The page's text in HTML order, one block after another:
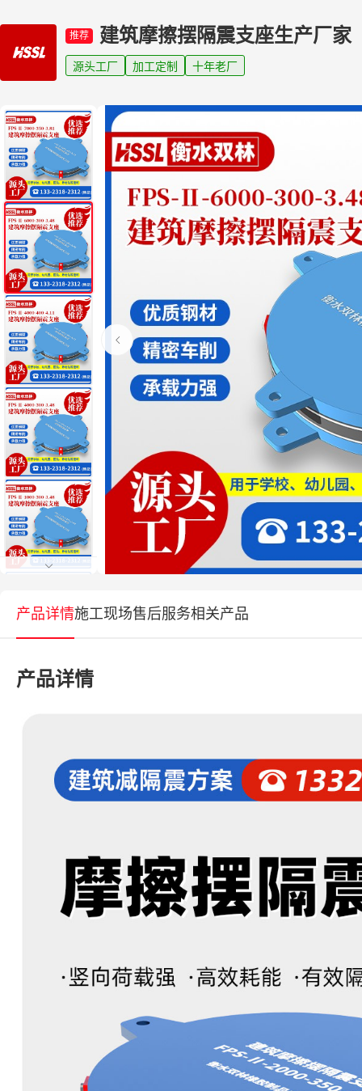
推荐 建筑摩擦摆隔震支座生产厂家
源头工厂 加工定制 十年老厂
产品详情施工现场售后服务相关产品
产品详情